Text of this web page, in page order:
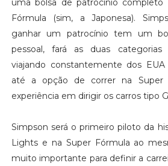
uma bolsa de patrocínio completo
Fórmula (sim, a Japonesa).
ganhar um patrocínio tem um
pessoal, fará as duas
viajando constantemente dos
até a opção de correr na
experiência em dirigir os carros tipo
Simpson será o primeiro piloto da
Lights e na Super Fórmula ao
muito importante para definir a